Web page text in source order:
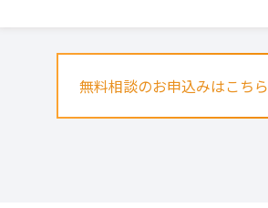
無料相談のお申込みはこちら